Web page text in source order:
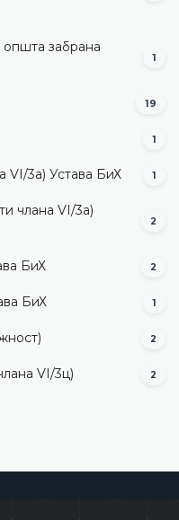
општа забрана
1
19
1
VI/3а) Устава БиХ 1
члана VI/3а)
2
БиХ 2
БиХ 1
2
VI/3ц) 2